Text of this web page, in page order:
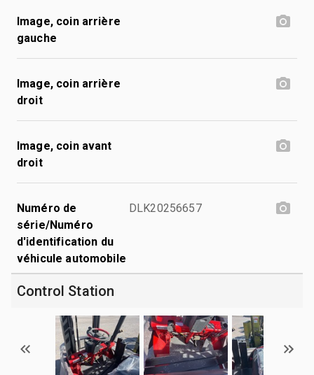
Image, coin arrière
gauche
Image, coin arrière
droit
Image, coin avant
droit
Numéro de
série/Numéro
d'identification du
véhicule automobile
DLK20256657
Control Station